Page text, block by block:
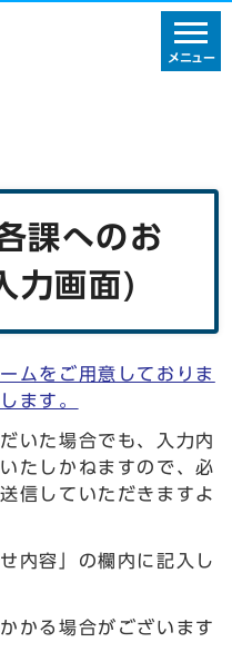
メニュー
課へのお
力画面)
ムをご用意しておりま
ます。
いた場合でも、入力内
たしかねますので、必
信していただきますよ
内容」の欄内に記入し
かる場合がございます